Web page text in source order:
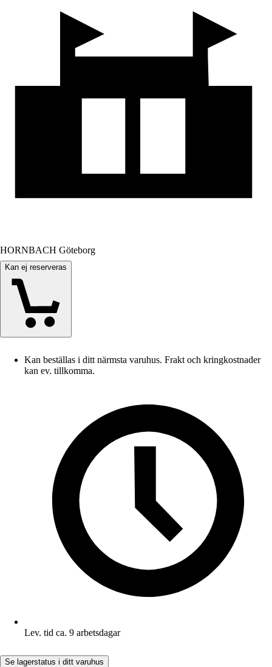
HORNBACH Göteborg
Kan ej reserveras
Kan beställas i ditt närmsta varuhus. Frakt och kringkostnader
kan ev. tillkomma.
Lev. tid ca. 9 arbetsdagar
Se lagerstatus i ditt varuhus